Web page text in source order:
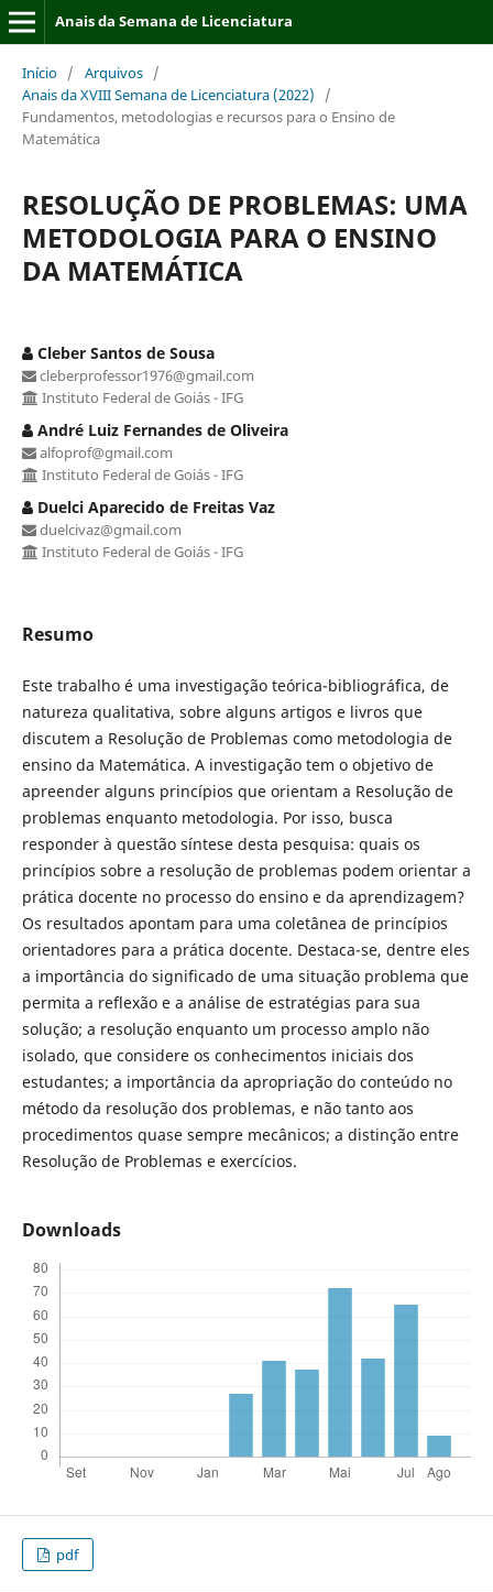
Anais da Semana de Licenciatura
Início / Arquivos /
Anais da XVIII Semana de Licenciatura (2022)
/
Fundamentos, metodologias e recursos para o Ensino de
Matemática
RESOLUÇÃO DE PROBLEMAS: UMA
METODOLOGIA PARA O ENSINO
DA MATEMÁTICA
Cleber Santos de Sousa
cleberprofessor1976@gmail.com
Instituto Federal de Goiás - IFG
André Luiz Fernandes de Oliveira
alfoprof@gmail.com
Instituto Federal de Goiás - IFG
Duelci Aparecido de Freitas Vaz
duelcivaz@gmail.com
Instituto Federal de Goiás - IFG
Resumo
Este trabalho é uma investigação teórica-bibliográfica, de
natureza qualitativa, sobre alguns artigos e livros que
discutem a Resolução de Problemas como metodologia de
ensino da Matemática. A investigação tem o objetivo de
apreender alguns princípios que orientam a Resolução de
problemas enquanto metodologia. Por isso, busca
responder à questão síntese desta pesquisa: quais os
princípios sobre a resolução de problemas podem orientar a
prática docente no processo do ensino e da aprendizagem?
Os resultados apontam para uma coletânea de princípios
orientadores para a prática docente. Destaca-se, dentre eles
a importância do significado de uma situação problema que
permita a reflexão e a análise de estratégias para sua
solução; a resolução enquanto um processo amplo não
isolado, que considere os conhecimentos iniciais dos
estudantes; a importância da apropriação do conteúdo no
método da resolução dos problemas, e não tanto aos
procedimentos quase sempre mecânicos; a distinção entre
Resolução de Problemas e exercícios.
Downloads
pdf